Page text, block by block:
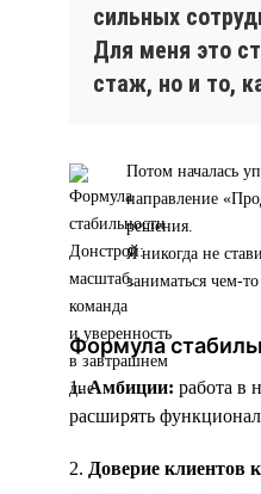
сильных
Для меня это
стаж, но и то,
Потом началась
направление
решения.
Я никогда не
заниматься чем-
Формула
1.Амбиции: работа в
расширять
2. Доверие клиентов